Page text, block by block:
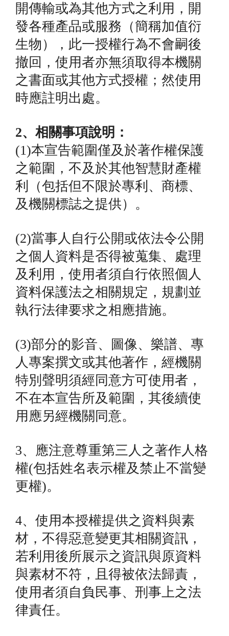
開傳輸或為其他方式之利用，開
發各種產品或服務（簡稱加值衍
生物），此一授權行為不會嗣後
撤回，使用者亦無須取得本機關
之書面或其他方式授權；然使用
時應註明出處。
2、相關事項說明：
(1)本宣告範圍僅及於著作權保護
之範圍，不及於其他智慧財產權
利（包括但不限於專利、商標、
及機關標誌之提供）。
(2)當事人自行公開或依法令公開
之個人資料是否得被蒐集、處理
及利用，使用者須自行依照個人
資料保護法之相關規定，規劃並
執行法律要求之相應措施。
(3)部分的影音、圖像、樂譜、專
人專案撰文或其他著作，經機關
特別聲明須經同意方可使用者，
不在本宣告所及範圍，其後續使
用應另經機關同意。
3、應注意尊重第三人之著作人格
權(包括姓名表示權及禁止不當變
更權)。
4、使用本授權提供之資料與素
材，不得惡意變更其相關資訊，
若利用後所展示之資訊與原資料
與素材不符，且得被依法歸責，
使用者須自負民事、刑事上之法
律責任。